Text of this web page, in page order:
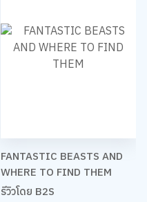
FANTASTIC BEASTS AND
WHERE TO FIND THEM
รีวิวโดย B2S